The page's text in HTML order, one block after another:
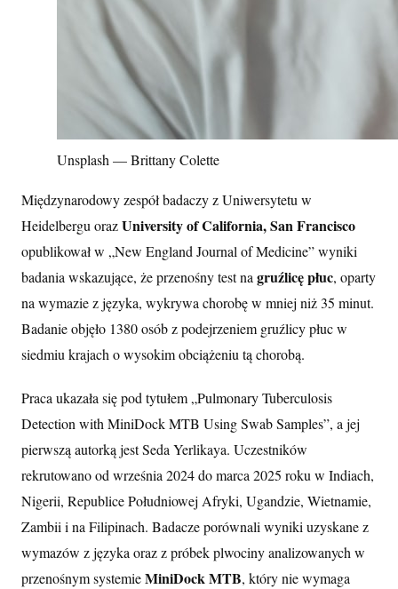
Unsplash — Brittany Colette
Międzynarodowy zespół badaczy z Uniwersytetu w
Heidelbergu orazUniversity of California, San Francisco
opublikował w „New England Journal of Medicine” wyniki
badania wskazujące, że przenośny test na gruźlicę płuc, oparty
na wymazie z języka, wykrywa chorobę w mniej niż 35 minut.
Badanie objęło 1380 osób z podejrzeniem gruźlicy płuc w
siedmiu krajach o wysokim obciążeniu tą chorobą.
Praca ukazała się pod tytułem „Pulmonary Tuberculosis
Detection with MiniDock MTB Using Swab Samples”, a jej
pierwszą autorką jest Seda Yerlikaya. Uczestników
rekrutowano od września 2024 do marca 2025 roku w Indiach,
Nigerii, Republice Południowej Afryki, Ugandzie, Wietnamie,
Zambii i na Filipinach. Badacze porównali wyniki uzyskane z
wymazów z języka oraz z próbek plwociny analizowanych w
przenośnym systemieMiniDock MTB, który nie wymaga